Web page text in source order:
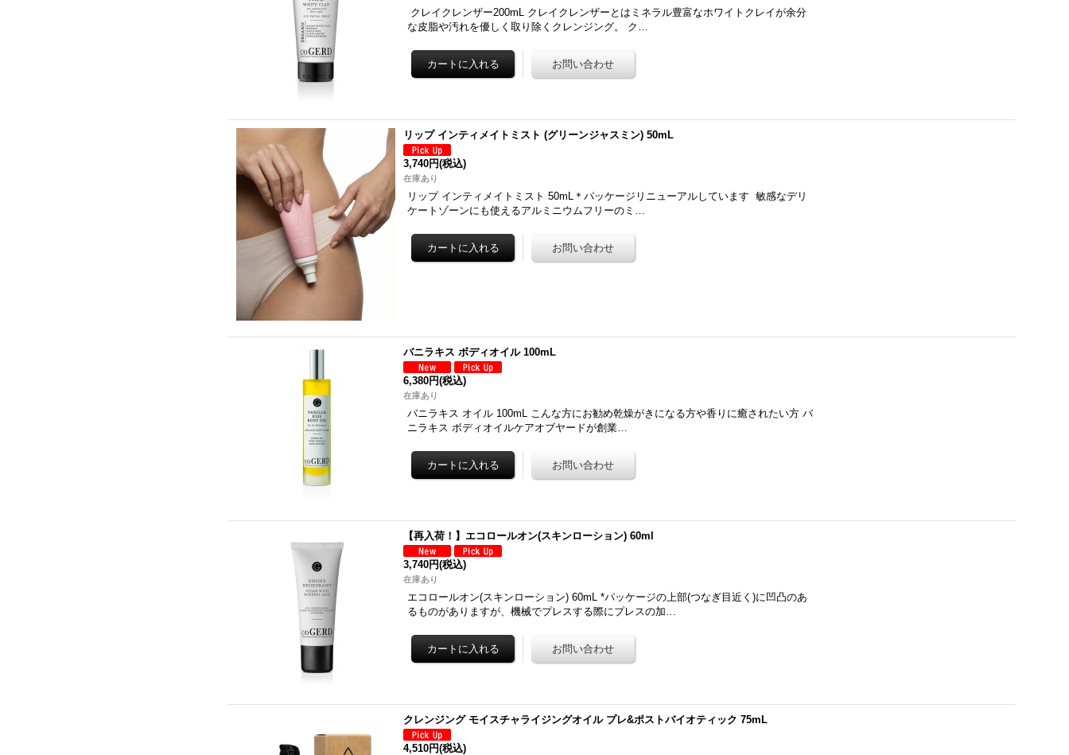
クレイクレンザー200mL クレイクレンザーとはミネラル豊富なホワイトクレイが余分
な皮脂や汚れを優しく取り除くクレンジング。 ク…
リップ インティメイトミスト (グリーンジャスミン) 50mL
3,740円(税込)
在庫あり
リップ インティメイトミスト 50mL＊パッケージリニューアルしています 敏感なデリ
ケートゾーンにも使えるアルミニウムフリーのミ…
バニラキス ボディオイル 100mL
6,380円(税込)
在庫あり
バニラキス オイル 100mL こんな方にお勧め乾燥がきになる方や香りに癒されたい方 バ
ニラキス ボディオイルケアオブヤードが創業…
【再入荷！】エコロールオン(スキンローション) 60ml
3,740円(税込)
在庫あり
エコロールオン(スキンローション) 60mL *パッケージの上部(つなぎ目近く)に凹凸のあ
るものがありますが、機械でプレスする際にプレスの加…
クレンジング モイスチャライジングオイル プレ&ポストバイオティック 75mL
4,510円(税込)